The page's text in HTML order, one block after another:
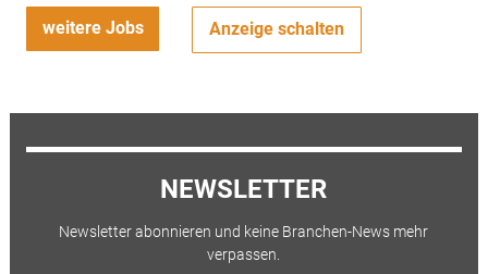
weitere Jobs Anzeige schalten
NEWSLETTER
Newsletter abonnieren und keine Branchen-News mehr
verpassen.